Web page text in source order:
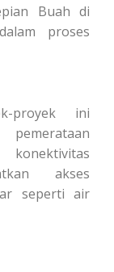
Buah di
proses
proyek ini
akses
seperti air